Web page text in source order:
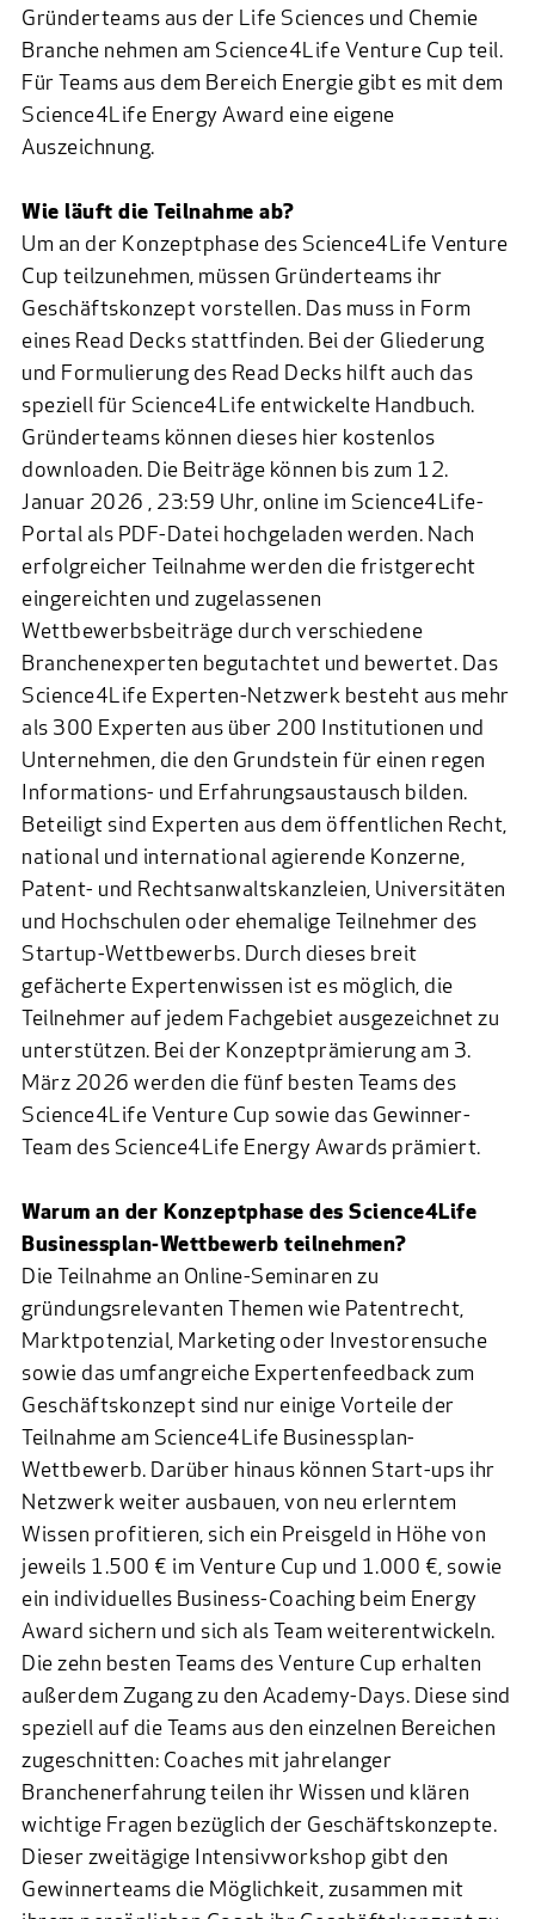
Gründerteams aus der Life Sciences und Chemie
Branche nehmen am Science4Life Venture Cup teil.
Für Teams aus dem Bereich Energie gibt es mit dem
Science4Life Energy Award eine eigene
Auszeichnung.
Wie läuft die Teilnahme ab?
Um an der Konzeptphase des Science4Life Venture
Cup teilzunehmen, müssen Gründerteams ihr
Geschäftskonzept vorstellen. Das muss in Form
eines Read Decks stattfinden. Bei der Gliederung
und Formulierung des Read Decks hilft auch das
speziell für Science4Life entwickelte Handbuch.
Gründerteams können dieses hier kostenlos
downloaden. Die Beiträge können bis zum 12.
Januar 2026 , 23:59 Uhr, online im Science4Life-
Portal als PDF-Datei hochgeladen werden. Nach
erfolgreicher Teilnahme werden die fristgerecht
eingereichten und zugelassenen
Wettbewerbsbeiträge durch verschiedene
Branchenexperten begutachtet und bewertet. Das
Science4Life Experten-Netzwerk besteht aus mehr
als 300 Experten aus über 200 Institutionen und
Unternehmen, die den Grundstein für einen regen
Informations- und Erfahrungsaustausch bilden.
Beteiligt sind Experten aus dem öffentlichen Recht,
national und international agierende Konzerne,
Patent- und Rechtsanwaltskanzleien, Universitäten
und Hochschulen oder ehemalige Teilnehmer des
Startup-Wettbewerbs. Durch dieses breit
gefächerte Expertenwissen ist es möglich, die
Teilnehmer auf jedem Fachgebiet ausgezeichnet zu
unterstützen. Bei der Konzeptprämierung am 3.
März 2026 werden die fünf besten Teams des
Science4Life Venture Cup sowie das Gewinner-
Team des Science4Life Energy Awards prämiert.
Warum an der Konzeptphase des Science4Life
Businessplan-Wettbewerb teilnehmen?
Die Teilnahme an Online-Seminaren zu
gründungsrelevanten Themen wie Patentrecht,
Marktpotenzial, Marketing oder Investorensuche
sowie das umfangreiche Expertenfeedback zum
Geschäftskonzept sind nur einige Vorteile der
Teilnahme am Science4Life Businessplan-
Wettbewerb. Darüber hinaus können Start-ups ihr
Netzwerk weiter ausbauen, von neu erlerntem
Wissen profitieren, sich ein Preisgeld in Höhe von
jeweils 1.500 € im Venture Cup und 1.000 €, sowie
ein individuelles Business-Coaching beim Energy
Award sichern und sich als Team weiterentwickeln.
Die zehn besten Teams des Venture Cup erhalten
außerdem Zugang zu den Academy-Days. Diese sind
speziell auf die Teams aus den einzelnen Bereichen
zugeschnitten: Coaches mit jahrelanger
Branchenerfahrung teilen ihr Wissen und klären
wichtige Fragen bezüglich der Geschäftskonzepte.
Dieser zweitägige Intensivworkshop gibt den
Gewinnerteams die Möglichkeit, zusammen mit